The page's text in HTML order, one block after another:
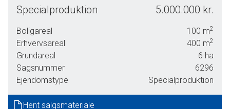
Blahova, ca. 40 km. fra hovedstaden Bratislava eller ca. 90
km fra lufthavnen i Wien.
Til vingården hører i alt ca. 6 ha, hvor en del er tilplantet
med ca. 23.000 vinstokke nyplantet i 2020 med GPS.
Markerne er indhegnet.
Sælger oplyser:
Specialproduktion 5.000.000 kr.
Boligareal 100 m2
Erhvervsareal 400 m2
Grundareal 6 ha
Sagsnummer
6296
Ejendomstype
Specialproduktion
Hent salgsmateriale